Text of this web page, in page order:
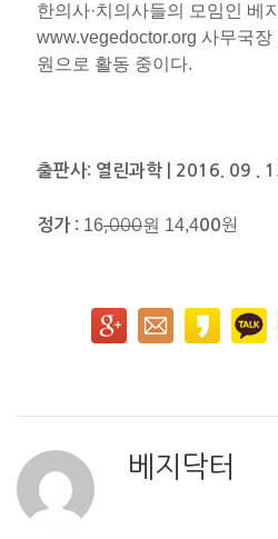
한의사·치의사들의 모임인 베
www.vegedoctor.org 사무국장
원으로 활동 중이다.
출판사: 열린과학 | 2016. 09 .
정가 : 16,000원 14,400원
베지닥터